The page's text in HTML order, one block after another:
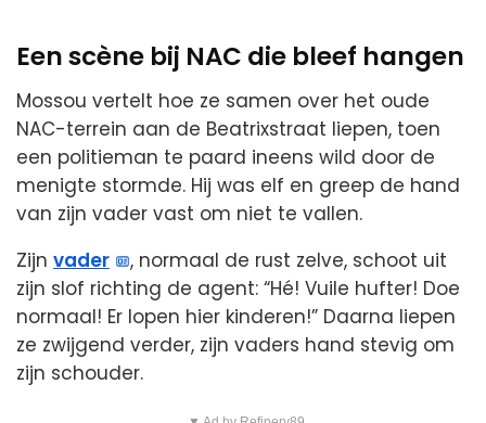
Een scène bij NAC die bleef hangen
Mossou vertelt hoe ze samen over het oude
NAC-terrein aan de Beatrixstraat liepen, toen
een politieman te paard ineens wild door de
menigte stormde. Hij was elf en greep de hand
van zijn vader vast om niet te vallen.
Zijn vader
, normaal de rust zelve, schoot uit
zijn slof richting de agent: “Hé! Vuile hufter! Doe
normaal! Er lopen hier kinderen!” Daarna liepen
ze zwijgend verder, zijn vaders hand stevig om
zijn schouder.